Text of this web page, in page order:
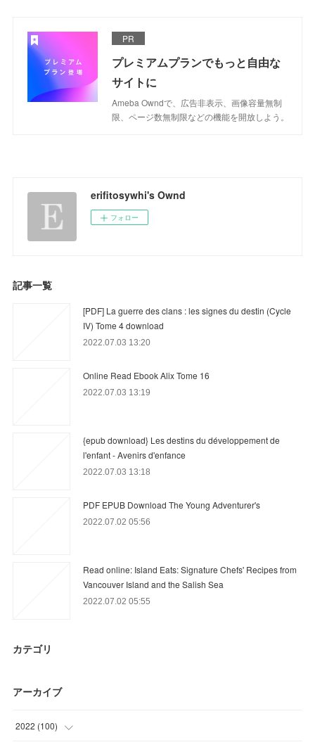
PR
プレミアムプランでもっと自由な
サイトに
Ameba Owndで、広告非表示、画像容量無制
限、ページ数無制限などの機能を開放しよう。
erifitosywhi's Ownd
フォロー
記事一覧
[PDF] La guerre des clans : les signes du destin (Cycle
IV) Tome 4 download
2022.07.03 13:20
Online Read Ebook Alix Tome 16
2022.07.03 13:19
{epub download} Les destins du développement de
l'enfant - Avenirs d'enfance
2022.07.03 13:18
PDF EPUB Download The Young Adventurer's
2022.07.02 05:56
Read online: Island Eats: Signature Chefs' Recipes from
Vancouver Island and the Salish Sea
2022.07.02 05:55
カテゴリ
アーカイブ
2022 (100)